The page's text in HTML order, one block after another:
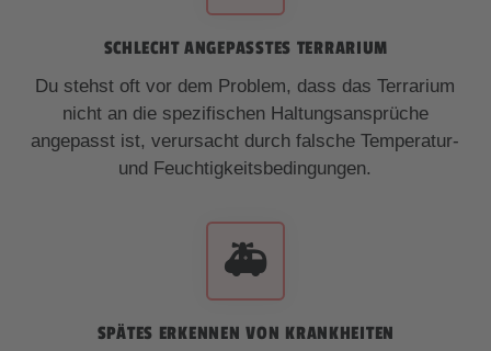
SCHLECHT ANGEPASSTES TERRARIUM
Du stehst oft vor dem Problem, dass das Terrarium
nicht an die spezifischen Haltungsansprüche
angepasst ist, verursacht durch falsche Temperatur-
und Feuchtigkeitsbedingungen.
🚑
SPÄTES ERKENNEN VON KRANKHEITEN